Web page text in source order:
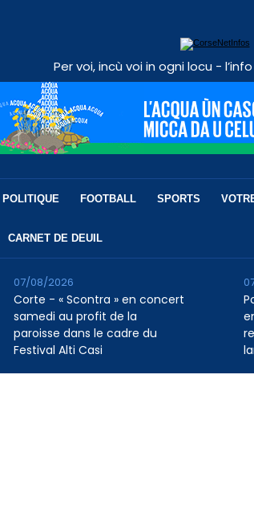
Per voi, incù voi in ogni locu -
POLITIQUE FOOTBALL SPORTS
CARNET DE DEUIL
Corte - « Scontra » en concert
samedi au profit de la
paroisse dans le cadre du
Festival Alti Casi
07/08/2026